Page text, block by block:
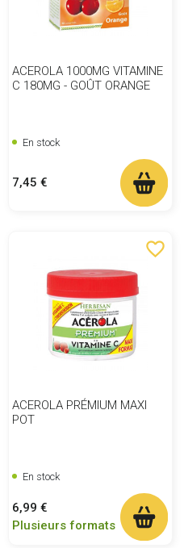
ACEROLA 1000MG VITAMINE
C 180MG - GOÛT ORANGE
En stock
Prix
7,45 €
favorite_border
ACEROLA PRÉMIUM MAXI
POT
En stock
Prix
6,99 €
Plusieurs formats